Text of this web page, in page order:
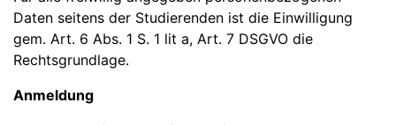
Daten seitens der Studierenden ist die Einwilligung
gem. Art. 6 Abs. 1 S. 1 lit a, Art. 7 DSGVO die
Rechtsgrundlage.
Anmeldung